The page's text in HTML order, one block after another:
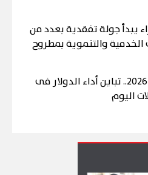
يبدأ جولة تفقدية بعدد من
والتنموية بمطروح
9 أغسطس 2026.. تباين أداء الدولار فى
اليوم